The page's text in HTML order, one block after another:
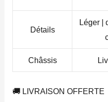
Détails
Léger |
Châssis
🚚 LIVRAISON OFFERTE